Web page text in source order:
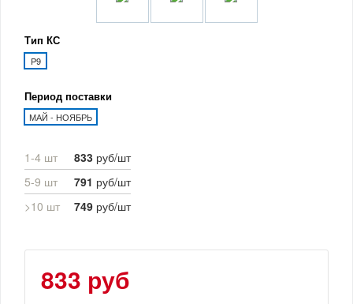
Тип КС
P9
Период поставки
МАЙ - НОЯБРЬ
1-4 шт 833 руб/шт
5-9 шт
791 руб/шт
>10 шт
749 руб/шт
833 руб